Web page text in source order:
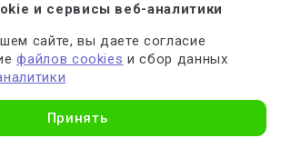
ПОДПИСАТЬСЯ
с
и даёте согласие на обработку данных
и сервисы веб-аналитики
сайте, вы даете согласие
файлов cookies и сбор данных
Принять